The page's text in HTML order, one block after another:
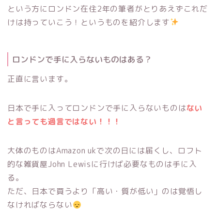
という方にロンドン在住2年の筆者がとりあえずこれだ
けは持っていこう！というものを紹介します
ロンドンで手に入らないものはある？
正直に言います。
日本で手に入ってロンドンで手に入らないものはない
と言っても過言ではない！！！
大体のものはAmazon ukで次の日には届くし、ロフト
的な雑貨屋John Lewisに行けば必要なものは手に入
る。
ただ、日本で買うより「高い・質が低い」のは覚悟し
なければならない